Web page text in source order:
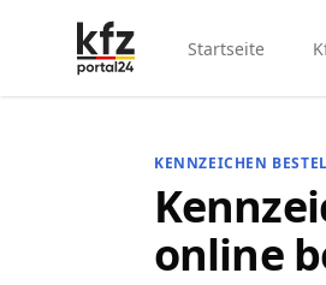
Startseite
KENNZEICHEN
online